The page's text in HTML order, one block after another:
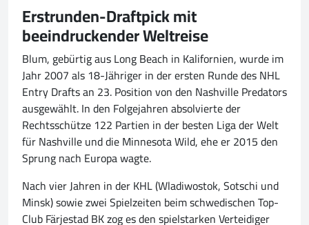
Erstrunden-Draftpick mit
beeindruckender Weltreise
Blum, gebürtig aus Long Beach in Kalifornien, wurde im
Jahr 2007 als 18-Jähriger in der ersten Runde des NHL
Entry Drafts an 23. Position von den Nashville Predators
ausgewählt. In den Folgejahren absolvierte der
Rechtsschütze 122 Partien in der besten Liga der Welt
für Nashville und die Minnesota Wild, ehe er 2015 den
Sprung nach Europa wagte.
Nach vier Jahren in der KHL (Wladiwostok, Sotschi und
Minsk) sowie zwei Spielzeiten beim schwedischen Top-
Club Färjestad BK zog es den spielstarken Verteidiger